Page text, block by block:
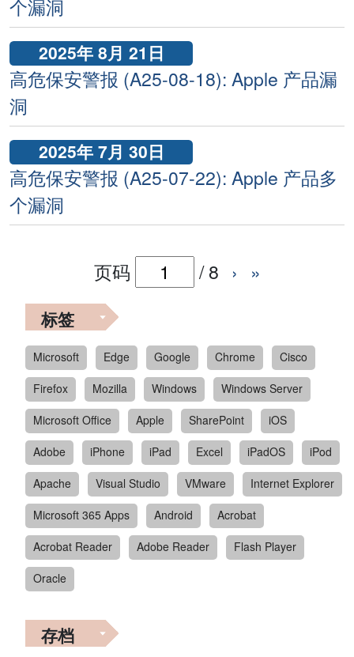
个漏洞
2025年 8月 21日
高危保安警报 (A25-08-18): Apple 产品漏
洞
2025年 7月 30日
高危保安警报 (A25-07-22): Apple 产品多
个漏洞
页码 /8 › »
标签
Microsoft Edge Google Chrome
Cisco
Firefox
Mozilla Windows
Windows Server
Microsoft Office
Apple SharePoint
iOS
Adobe
iPhone iPad Excel iPadOS
iPod
Apache
Visual Studio VMware
Internet Explorer
Microsoft 365 Apps
Android
Acrobat
Acrobat Reader
Adobe Reader
Flash Player
Oracle
存档